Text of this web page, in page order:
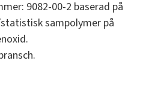
9082-00-2 baserad på
sampolymer på